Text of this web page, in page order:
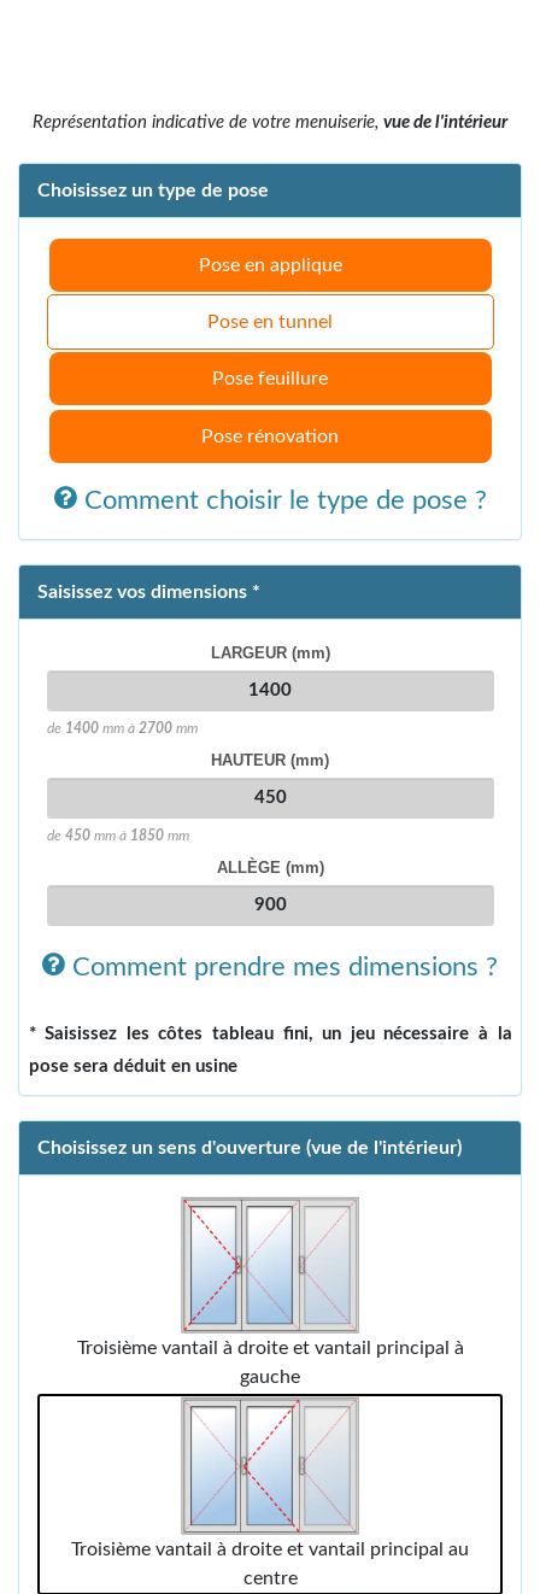
Représentation indicative de votre menuiserie, vue de l'intérieur
Choisissez un type de pose
Pose en applique
Pose en tunnel
Pose feuillure
Pose rénovation
Comment choisir le type de pose ?
Saisissez vos dimensions *
LARGEUR (mm)
de 1400mm à 2700mm
HAUTEUR (mm)
de 450mm à 1850mm
ALLÈGE (mm)
Comment prendre mes dimensions ?
* Saisissez les côtes tableau fini, un jeu nécessaire à la
pose sera déduit en usine
Choisissez un sens d'ouverture (vue de l'intérieur)
Troisième vantail à droite et vantail principal à
gauche
Troisième vantail à droite et vantail principal au
centre